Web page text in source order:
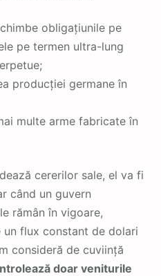
obligațiunile pe
pe termen ultra-lung
producției germane în
multe arme fabricate în
cererilor sale, el va fi
când un guvern
rămân în vigoare,
un flux constant de dolari
consideră de cuviință
doar veniturile